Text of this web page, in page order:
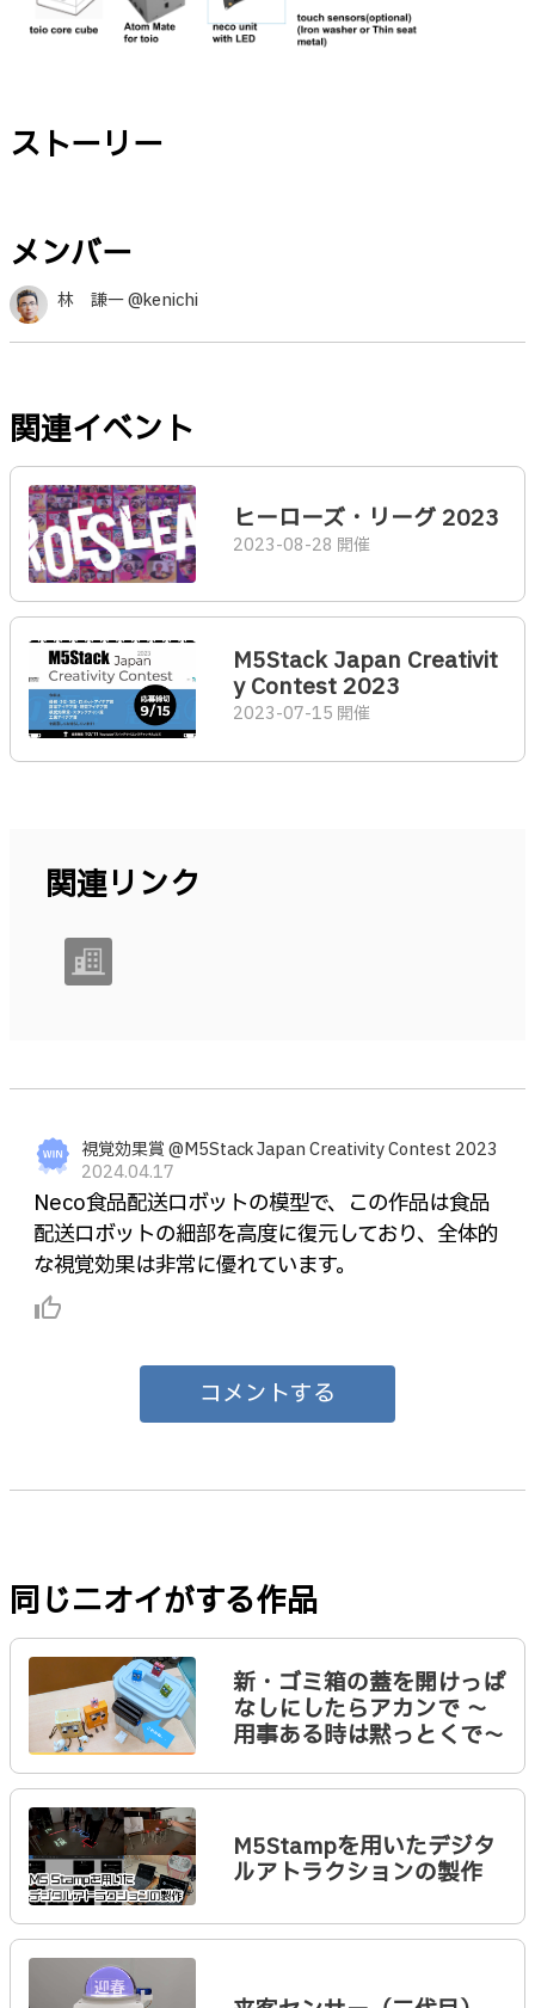
ストーリー
メンバー
林 謙一 @kenichi
関連イベント
ヒーローズ・リーグ 2023
2023-08-28 開催
M5Stack Japan Creativit
y Contest 2023
2023-07-15 開催
関連リンク
視覚効果賞 @M5Stack Japan Creativity Contest 2023
2024.04.17
Neco食品配送ロボットの模型で、この作品は食品
配送ロボットの細部を高度に復元しており、全体的
な視覚効果は非常に優れています。
thumb_up_alt
コメントする
同じニオイがする作品
新・ゴミ箱の蓋を開けっぱ
なしにしたらアカンで 〜
用事ある時は黙っとくで〜
M5Stampを用いたデジタ
ルアトラクションの製作